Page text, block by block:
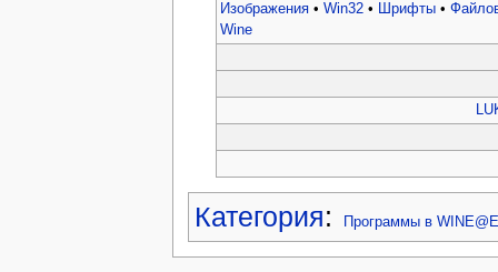
Изображения• Win32• Шрифты•
Wine
Категория: Программы в